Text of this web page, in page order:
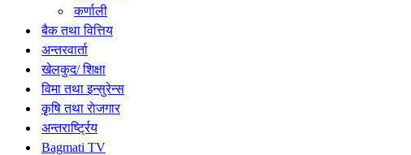
कर्णाली
बैक तथा वित्तिय
अन्तरवार्ता
खेलकुद/ शिक्षा
विमा तथा इन्सुरेन्स
कृृषि तथा राेजगार
अन्तरार्ष्ट्रिय
Bagmati TV